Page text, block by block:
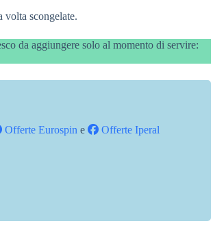
volta scongelate.
da aggiungere solo al momento di servire:
Offerte Eurospin e Offerte Iperal